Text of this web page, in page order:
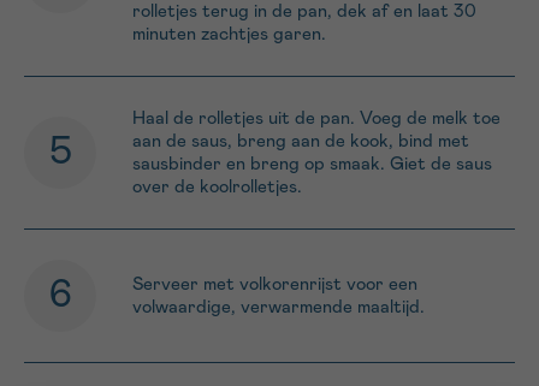
rolletjes terug in de pan, dek af en laat 30
minuten zachtjes garen.
Haal de rolletjes uit de pan. Voeg de melk toe
aan de saus, breng aan de kook, bind met
sausbinder en breng op smaak. Giet de saus
over de koolrolletjes.
Serveer met volkorenrijst voor een
volwaardige, verwarmende maaltijd.